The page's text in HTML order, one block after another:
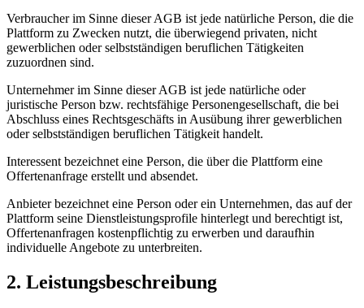
Verbraucher im Sinne dieser AGB ist jede natürliche Person, die die
Plattform zu Zwecken nutzt, die überwiegend privaten, nicht
gewerblichen oder selbstständigen beruflichen Tätigkeiten
zuzuordnen sind.
Unternehmer im Sinne dieser AGB ist jede natürliche oder
juristische Person bzw. rechtsfähige Personengesellschaft, die bei
Abschluss eines Rechtsgeschäfts in Ausübung ihrer gewerblichen
oder selbstständigen beruflichen Tätigkeit handelt.
Interessent bezeichnet eine Person, die über die Plattform eine
Offertenanfrage erstellt und absendet.
Anbieter bezeichnet eine Person oder ein Unternehmen, das auf der
Plattform seine Dienstleistungsprofile hinterlegt und berechtigt ist,
Offertenanfragen kostenpflichtig zu erwerben und daraufhin
individuelle Angebote zu unterbreiten.
2. Leistungsbeschreibung